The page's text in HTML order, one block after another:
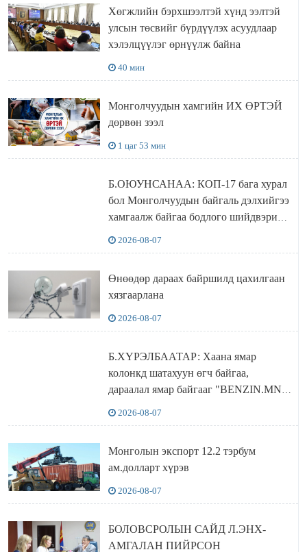
Хөгжлийн бэрхшээлтэй хүнд ээлтэй
улсын төсвийг бүрдүүлэх асуудлаар
хэлэлцүүлэг өрнүүлж байна
40 мин
Монголчуудын хамгийн ИХ ӨРТЭЙ
дөрвөн зээл
1 цаг 53 мин
Б.ОЮУНСАНАА: КОП-17 бага хурал
бол Монголчуудын байгаль дэлхийгээ
хамгаалж байгаа бодлого шийдвэрийг
2026-08-07
Өнөөдөр дараах байршилд цахилгаан
хязгаарлана
2026-08-07
Б.ХҮРЭЛБААТАР: Хаана ямар
колонкд шатахуун өгч байгаа,
дараалал ямар байгааг "BENZIN.MN”
2026-08-07
Монголын экспорт 12.2 тэрбум
ам.долларт хүрэв
2026-08-07
БОЛОВСРОЛЫН САЙД Л.ЭНХ-
АМГАЛАН ПИЙРСОН